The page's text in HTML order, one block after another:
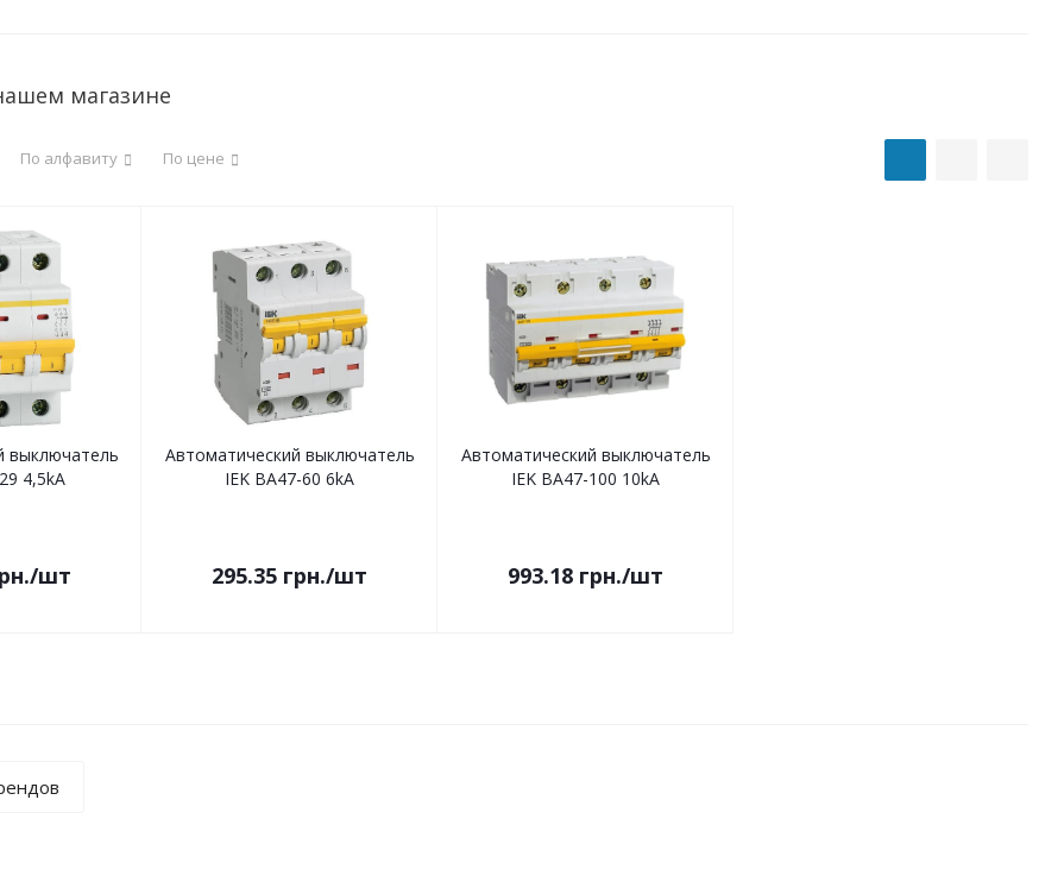
магазине
По алфавиту По цене
выключатель
4,5kA
/шт
Автоматический выключатель
IEK ВА47-60 6kA
295.35 грн./шт
Автоматический выключатель
IEK ВА47-100 10kA
993.18 грн./шт